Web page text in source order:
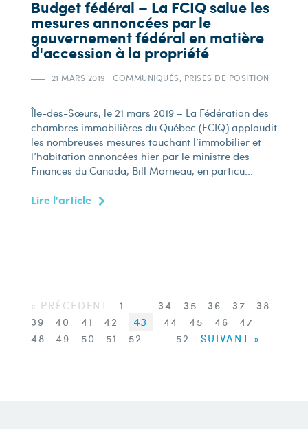
Budget fédéral – La FCIQ salue les
mesures annoncées par le
gouvernement fédéral en matière
d'accession à la propriété
21 MARS 2019 | COMMUNIQUÉS, PRISES DE POSITION
Île-des-Sœurs, le 21 mars 2019 – La Fédération des
chambres immobilières du Québec (FCIQ) applaudit
les nombreuses mesures touchant l’immobilier et
l’habitation annoncées hier par le ministre des
Finances du Canada, Bill Morneau, en particu...
Lire l'article
« PRÉCÉDENT 1 ... 34 35 36 37
38
39
40 41 42 43 44 45 46
47
48
49 50 51 52 ... 52 SUIVANT »